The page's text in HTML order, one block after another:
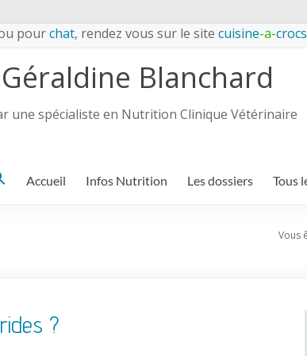
pourchat, rendez vous sur le site cuisine-a-crocs
Blanchard
une spécialiste en Nutrition Clinique Vétérinaire
Accueil Infos Nutrition Les dossiers Tous
Vous
?